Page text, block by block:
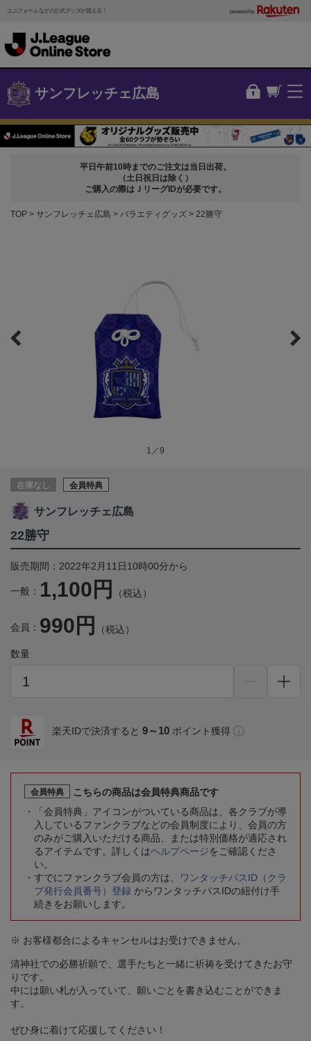
ユニフォームなどの公式グッズが買える！ powered by
サンフレッチェ広島
平日午前10時までのご注文は当日出荷。
（土日祝日は除く）
ご購入の際はＪリーグIDが必要です。
TOP サンフレッチェ広島 バラエティグッズ 22勝守
1／9
在庫なし 会員特典
サンフレッチェ広島
22勝守
販売期間：2022年2月11日10時00分から
一般： 1,100円 （税込）
会員： 990円 （税込）
数量
楽天IDで決済すると 9～10 ポイント獲得
会員特典
こちらの商品は会員特典商品です
「会員特典」アイコンがついている商品は、各クラブが導
入しているファンクラブなどの会員制度により、会員の方
のみがご購入いただける商品、または特別価格が適応され
るアイテムです。詳しくはヘルプページをご確認くださ
い。
すでにファンクラブ会員の方は、
ワンタッチパスID（クラ
ブ発行会員番号）登録 からワンタッチパスIDの紐付け手
続きをお願いします。
※ お客様都合によるキャンセルはお受けできません。
清神社での必勝祈願で、選手たちと一緒に祈祷を受けてきたお守
りです。
中には願い札が入っていて、願いごとを書き込むことができま
す。
ぜひ身に着けて応援してください！